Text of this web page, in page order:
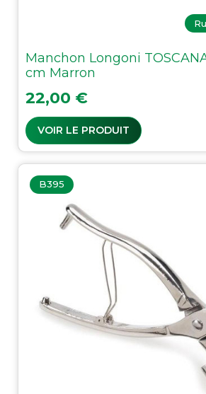
Manchon Longoni
cm Marron
Prix
22,00 €
VOIR LE PRODUIT
B395